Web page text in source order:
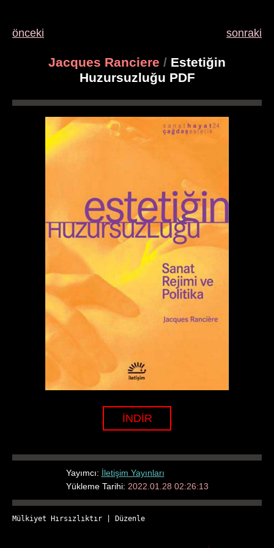
önceki sonraki
Jacques Ranciere / Estetiğin
Huzursuzluğu PDF
İNDİR
Yayımcı: İletişim Yayınları
Yükleme Tarihi: 2022.01.28 02:26:13
Mülkiyet Hırsızlıktır Düzenle